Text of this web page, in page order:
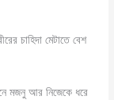
চাহিদা মেটাতে বেশ
মজনু আর নিজেকে ধরে